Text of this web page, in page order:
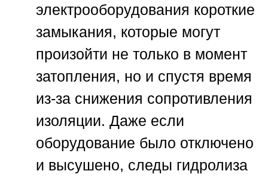
электрооборудования короткие
замыкания, которые могут
произойти не только в момент
затопления, но и спустя время
из-за снижения сопротивления
изоляции. Даже если
оборудование было отключено
и высушено, следы гидролиза